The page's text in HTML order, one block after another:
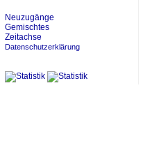
Neuzugänge
Gemischtes
Zeitachse
Datenschutzerklärung